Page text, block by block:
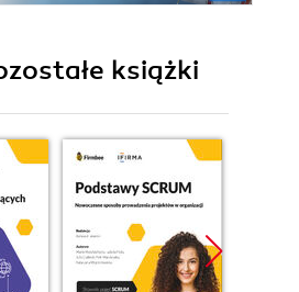
książki